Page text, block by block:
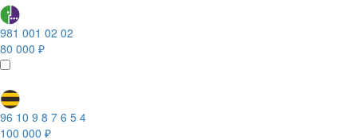
981 001 02 02
80 000 ₽
96 10 9 8 7 6 5 4
100 000 ₽